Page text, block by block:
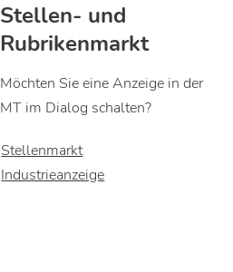
Stellen- und
Rubrikenmarkt
Möchten Sie eine Anzeige in der
MT im Dialog schalten?
Stellenmarkt
Industrieanzeige